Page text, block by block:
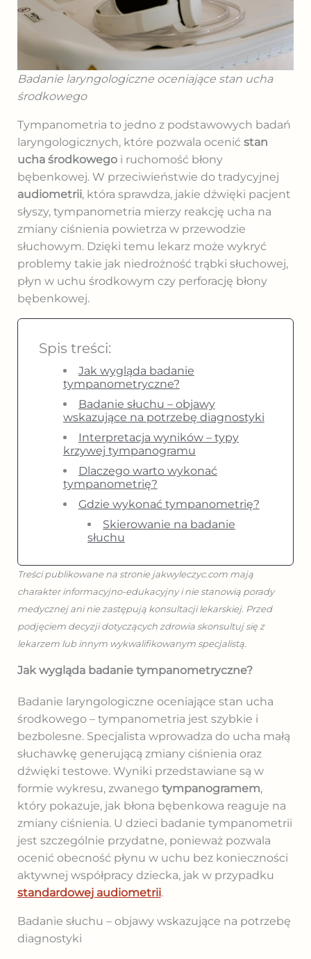
Badanie laryngologiczne oceniające stan ucha
środkowego
Tympanometria to jedno z podstawowych badań
laryngologicznych, które pozwala ocenić stan
ucha środkowegoi ruchomość błony
bębenkowej. W przeciwieństwie do tradycyjnej
audiometrii, która sprawdza, jakie dźwięki pacjent
słyszy, tympanometria mierzy reakcję ucha na
zmiany ciśnienia powietrza w przewodzie
słuchowym. Dzięki temu lekarz może wykryć
problemy takie jak niedrożność trąbki słuchowej,
płyn w uchu środkowym czy perforację błony
bębenkowej.
Spis treści:
Jak wygląda badanie
tympanometryczne?
Badanie słuchu – objawy
wskazujące na potrzebę diagnostyki
Interpretacja wyników – typy
krzywej tympanogramu
Dlaczego warto wykonać
tympanometrię?
Gdzie wykonać tympanometrię?
Skierowanie na badanie
słuchu
Treści publikowane na stronie jakwyleczyc.com mają
charakter informacyjno-edukacyjny i nie stanowią porady
medycznej ani nie zastępują konsultacji lekarskiej. Przed
podjęciem decyzji dotyczących zdrowia skonsultuj się z
lekarzem lub innym wykwalifikowanym specjalistą.
Jak wygląda badanie tympanometryczne?
Badanie laryngologiczne oceniające stan ucha
środkowego – tympanometria jest szybkie i
bezbolesne. Specjalista wprowadza do ucha małą
słuchawkę generującą zmiany ciśnienia oraz
dźwięki testowe. Wyniki przedstawiane są w
formie wykresu, zwanego tympanogramem,
który pokazuje, jak błona bębenkowa reaguje na
zmiany ciśnienia. U dzieci badanie tympanometrii
jest szczególnie przydatne, ponieważ pozwala
ocenić obecność płynu w uchu bez konieczności
aktywnej współpracy dziecka, jak w przypadku
standardowej audiometrii.
Badanie słuchu – objawy wskazujące na potrzebę
diagnostyki